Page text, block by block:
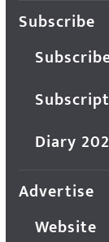
Subscribe
Diary
Advertise
Website